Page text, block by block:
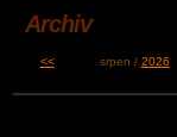
Archiv
<< srpen / 2026